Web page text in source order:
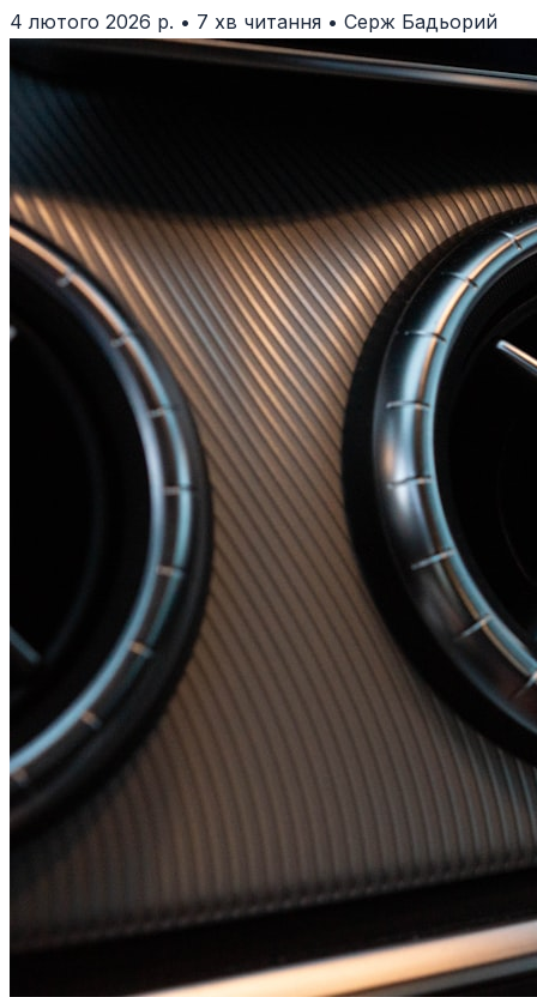
4 лютого 2026 р. • 7 хв читання • Серж Бадьорий